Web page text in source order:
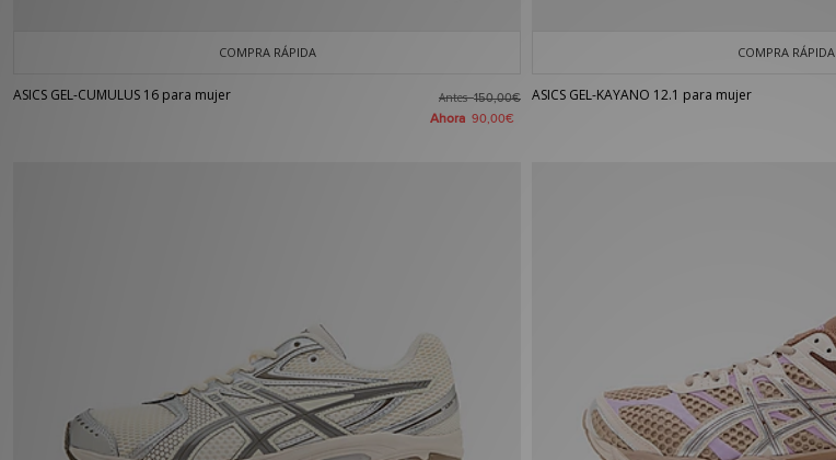
COMPRA RÁPIDA
ASICS GEL-CUMULUS 16 para mujer Antes150,00€
Ahora 90,00€
COMPRA RÁPIDA
ASICS GEL-KAYANO 12.1 para mujer